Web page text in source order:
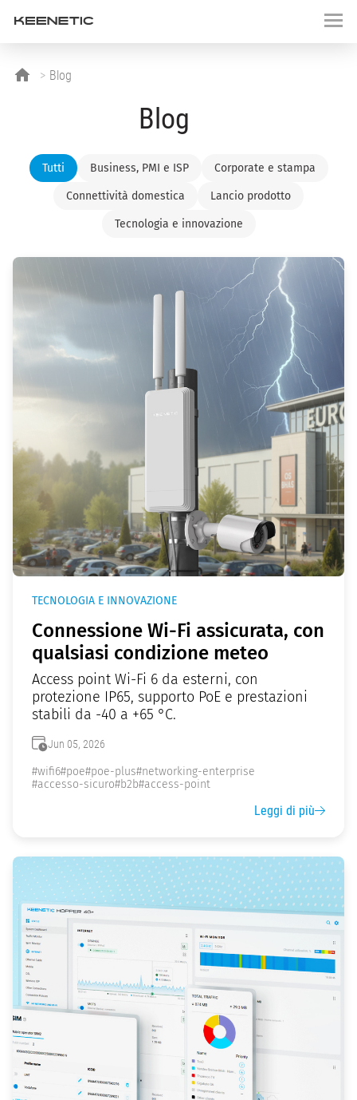
Blog
Blog
Tutti Business, PMI e ISP Corporate e stampa
Connettività domestica Lancio prodotto
Tecnologia e innovazione
TECNOLOGIA E INNOVAZIONE
Connessione Wi-Fi assicurata, con
qualsiasi condizione meteo
Access point Wi-Fi 6 da esterni, con
protezione IP65, supporto PoE e prestazioni
stabili da -40 a +65 °C.
Jun 05, 2026
#wifi6#poe#poe-plus#networking-enterprise
#accesso-sicuro#b2b#access-point
Leggi di più